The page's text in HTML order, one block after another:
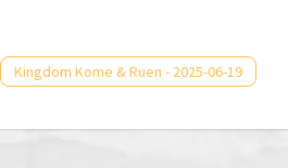
Kingdom Kome & Ruen - 2025-06-19